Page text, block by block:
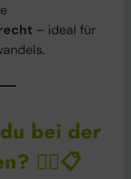
– ideal für
bei der
🕵️‍♂️📋